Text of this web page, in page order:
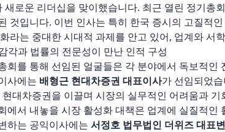
새로운 리더십을 맞이했습니다. 최근 열린 정기총
것입니다. 이번 인사는 특히 한국 증시의 고질적
라는 중대한 시대적 과제를 안고 있어, 업계와 서
각과 법률의 전문성이 만난 인적 구성
회를 통해 선임된 얼굴들은 각 분야에서 독보적
사에는 배형근 현대차증권 대표이사가 선임되었
현대차증권을 이끌며 시장의 실무적인 어려움과
에서 내놓을 시장 활성화 대책은 업계에 실질적인
하는 공익이사에는 서정호 법무법인 더위즈 대표